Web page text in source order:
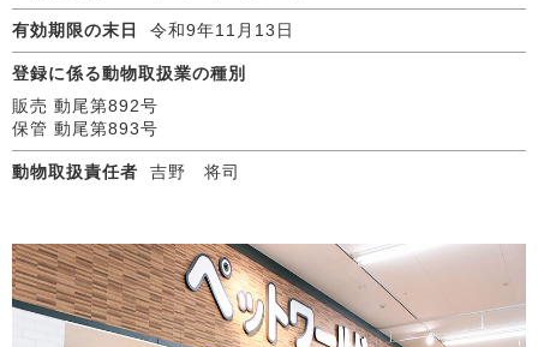
有効期限の末日 令和9年11月13日
登録に係る動物取扱業の種別
販売 動尾第892号
保管 動尾第893号
動物取扱責任者 吉野 将司